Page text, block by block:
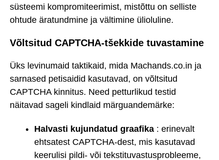
süsteemi kompromiteerimist, mistõttu on selliste
ohtude äratundmine ja vältimine ülioluline.
Võltsitud CAPTCHA-tšekkide tuvastamine
Üks levinumaid taktikaid, mida Machands.co.in ja
sarnased petisaidid kasutavad, on võltsitud
CAPTCHA kinnitus. Need petturlikud testid
näitavad sageli kindlaid märguandemärke:
Halvasti kujundatud graafika : erinevalt
ehtsatest CAPTCHA-dest, mis kasutavad
keerulisi pildi- või tekstituvastusprobleeme,